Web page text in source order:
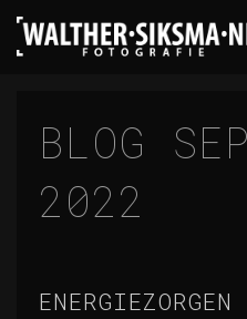
BLOG
2022
ENERGIEZORGEN